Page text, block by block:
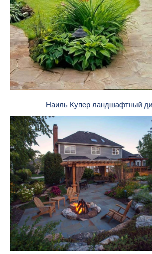
Наиль Купер ландшафтный